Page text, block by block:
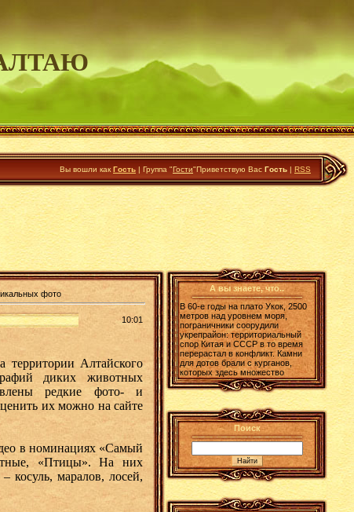
Вы вошли как Гость | Группа "Гости"Приветствую Вас Гость | RSS
фото
10:01
территории Алтайского
диких животных
редкие фото- и
их можно на сайте
в номинациях «Самый
«Птицы». На них
косуль, маралов, лосей,
А вы знаете, что..
В 60-е годы на плато Укок, 2500
метров над уровнем моря,
пограничники соорудили
укрепрайон: территориальный
спор Китая и СССР в то время
перерастал в конфликт. Камни
для дотов брали с курганов,
которых здесь множество
Поиск